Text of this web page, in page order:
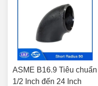
ASME B16.9 Tiêu chuẩn
1/2 Inch đến 24 Inch